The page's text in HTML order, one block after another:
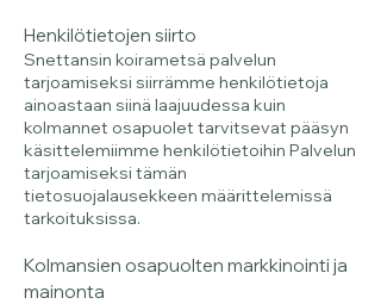
Henkilötietojen siirto
Snettansin koirametsä palvelun
tarjoamiseksi siirrämme henkilötietoja
ainoastaan siinä laajuudessa kuin
kolmannet osapuolet tarvitsevat pääsyn
käsittelemiimme henkilötietoihin Palvelun
tarjoamiseksi tämän
tietosuojalausekkeen määrittelemissä
tarkoituksissa.
Kolmansien osapuolten markkinointi ja
mainonta